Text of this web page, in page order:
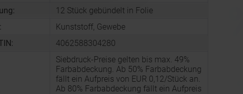
12 Stück gebündelt in Folie
Kunststoff, Gewebe
4062588304280
Siebdruck-Preise gelten bis max. 49%
Farbabdeckung. Ab 50% Farbabdeckung
fällt ein Aufpreis von EUR 0,12/Stück an.
Ab 80% Farbabdeckung fällt ein Aufpreis